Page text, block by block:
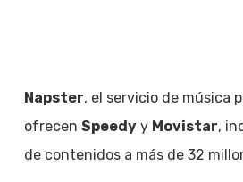
Napster, el servicio de música
ofrecen Speedyy Movistar,
de contenidos a más de 32